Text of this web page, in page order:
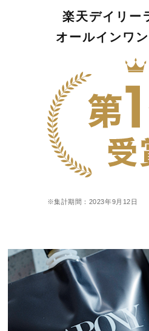
楽天デイリー
オールインワ
※集計期間：2023年9月12日